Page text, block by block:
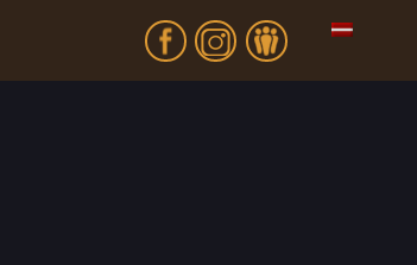
Fb In Dr